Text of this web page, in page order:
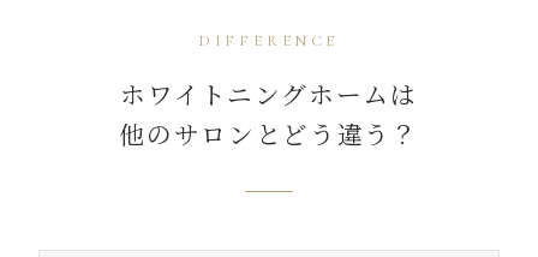
DIFFERENCE
ホワイトニングホームは
他のサロンとどう違う？